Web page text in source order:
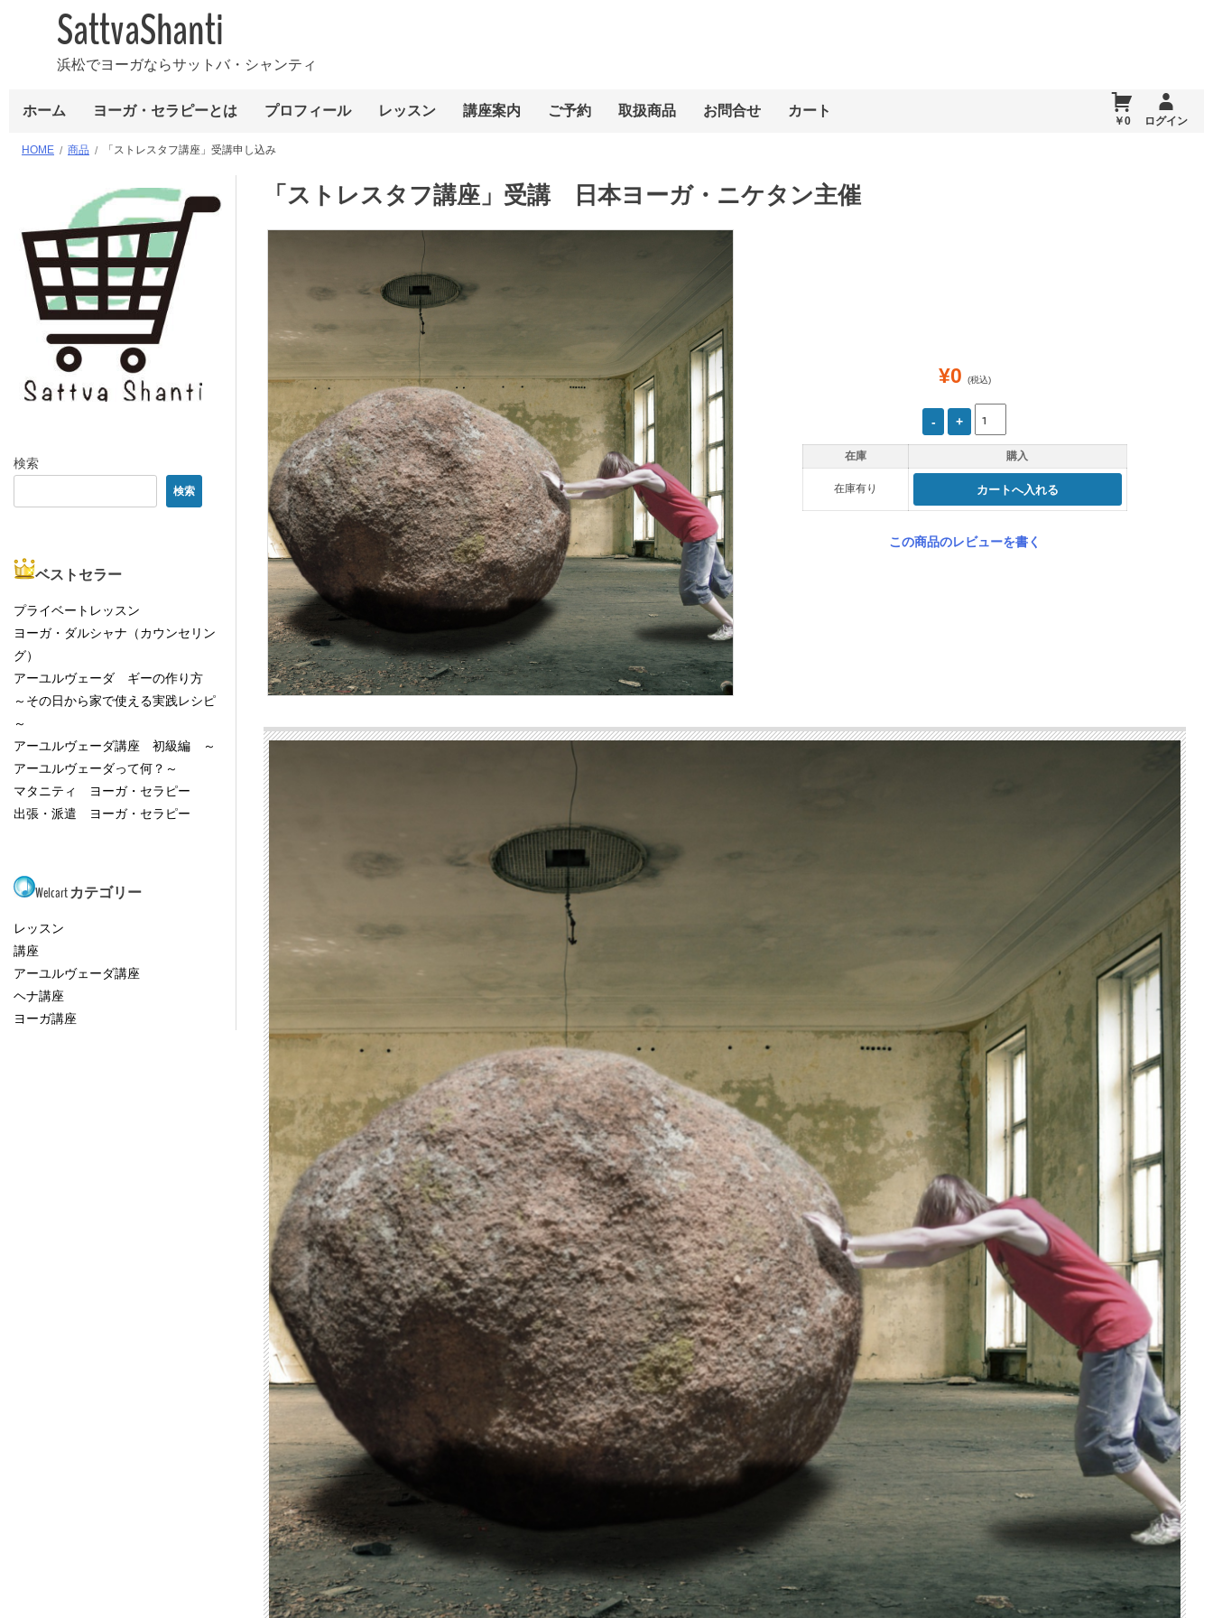
SattvaShanti
浜松でヨーガならサットバ・シャンティ
ホーム ヨーガ・セラピーとは プロフィール レッスン 講座案内 ご予約 取扱商品 お問合せ カート
￥0 ログイン
HOME 商品 「ストレスタフ講座」受講申し込み
「ストレスタフ講座」受講 日本ヨーガ・ニケタン主催
¥0 (税込)
在庫 購入
在庫有り
この商品のレビューを書く
検索
検索
ベストセラー
プライベートレッスン
ヨーガ・ダルシャナ（カウンセリン
グ）
アーユルヴェーダ ギーの作り方
～その日から家で使える実践レシピ
～
アーユルヴェーダ講座 初級編 ～
アーユルヴェーダって何？～
マタニティ ヨーガ・セラピー
出張・派遣 ヨーガ・セラピー
Welcart カテゴリー
レッスン
講座
アーユルヴェーダ講座
ヘナ講座
ヨーガ講座